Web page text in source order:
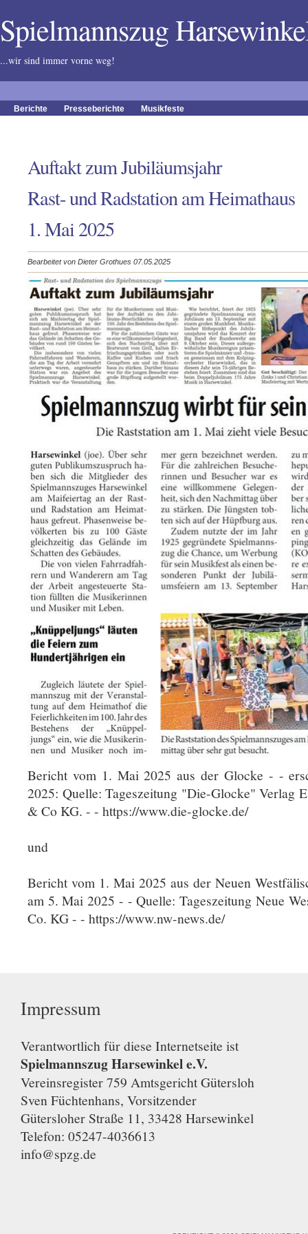
Spielmannszug
...wir sind immer vorne weg!
Berichte Presseberichte Musikfeste
Auftakt zum Jubiläumsjahr
Rast- und Radstation am Heimathaus
1. Mai 2025
Bearbeitet von Dieter Grothues 07.05.2025
Bericht vom 1. Mai 2025 aus der Glocke - -
2025: Quelle: Tageszeitung "Die-Glocke" Verlag
& Co KG. - - https://www.die-glocke.de/
und
Bericht vom 1. Mai 2025 aus der Neuen
am 5. Mai 2025 - - Quelle: Tageszeitung Neue
Co. KG - - https://www.nw-news.de/
Impressum
Verantwortlich für diese Internetseite ist
Spielmannszug Harsewinkel e.V.
Vereinsregister 759 Amtsgericht Gütersloh
Sven Füchtenhans, Vorsitzender
Gütersloher Straße 11, 33428 Harsewinkel
Telefon: 05247-4036613
info@spzg.de